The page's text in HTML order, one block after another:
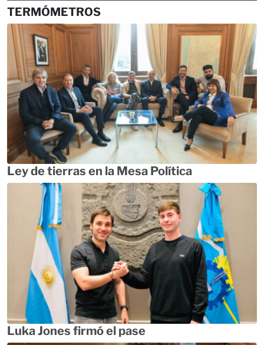
TERMÓMETROS
Ley de tierras en la Mesa Política
Luka Jones firmó el pase